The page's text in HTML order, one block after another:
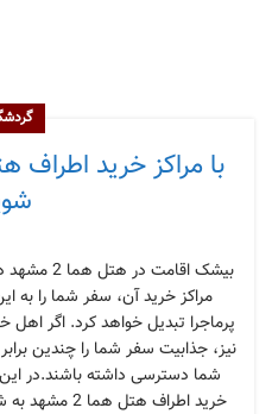
بی­شک
مراکز خرید آن، سفر شما را به
پرماجرا تبدیل خواهد کرد. اگر اهل
نیز، جذابیت سفر شما را چندین
شما دسترسی داشته باشند.در
خرید اطراف